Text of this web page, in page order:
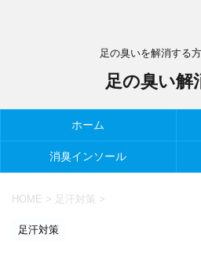
足の臭いを解消する
足の臭い解
ホーム
消臭インソール
HOME > 足汗対策 >
足汗対策